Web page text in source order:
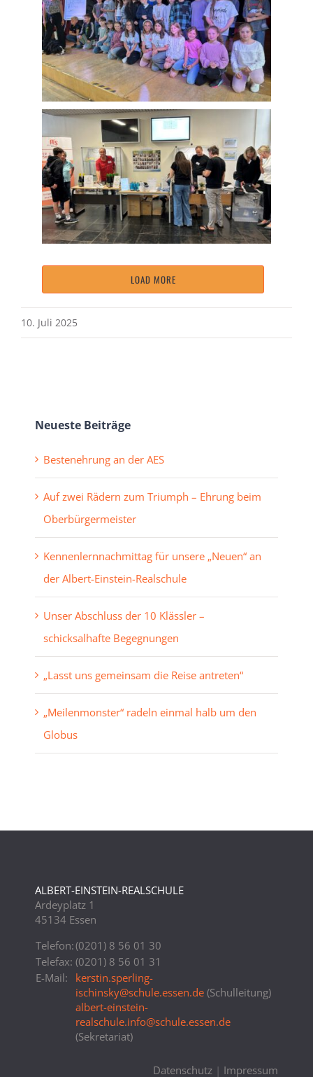
LOAD MORE
10. Juli 2025
Neueste Beiträge
Bestenehrung an der AES
Auf zwei Rädern zum Triumph – Ehrung beim
Oberbürgermeister
Kennenlernnachmittag für unsere „Neuen“ an
der Albert-Einstein-Realschule
Unser Abschluss der 10 Klässler –
schicksalhafte Begegnungen
„Lasst uns gemeinsam die Reise antreten“
„Meilenmonster“ radeln einmal halb um den
Globus
ALBERT-EINSTEIN-REALSCHULE
Ardeyplatz 1
45134 Essen
Telefon:(0201) 8 56 01 30
Telefax: (0201) 8 56 01 31
E-Mail:
kerstin.sperling-
ischinsky@schule.essen.de(Schulleitung)
albert-einstein-
realschule.info@schule.essen.de
(Sekretariat)
Datenschutz | Impressum